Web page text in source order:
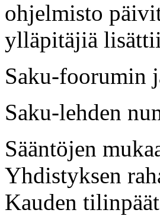
ohjelmisto
ylläpitäjiä
Saku-foorumin
Saku-lehden
Sääntöjen
Yhdistyksen
Kauden